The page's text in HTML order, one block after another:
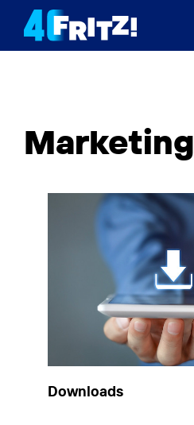
Marketing
Downloads